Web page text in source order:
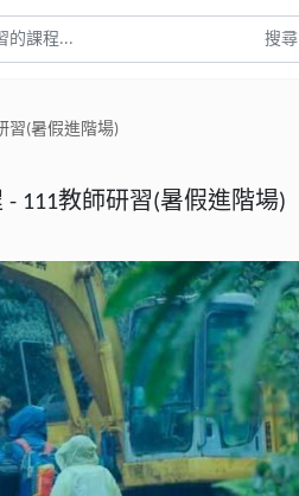
國立公共資訊圖書館
搜尋
習(暑假進階場)
111教師研習(暑假進階場)